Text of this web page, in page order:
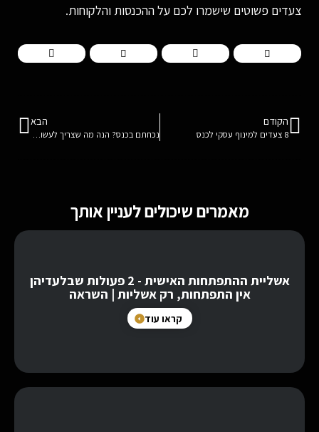
צעדים פשוטים שישמרו לכם על ההכנסות והלקוחות.
הקודם
8 צעדים למינוף עסקי לכנס
הבא
נכחתם בכנס? הנה מה שצריך לעשות כדי להפוך אותו להצלחה עסקית
מאמרים שיכולים לעניין אותך
אשליית ההתפתחות האישית - 2 פעולות שבלעדיהן
אין התפתחות, רק אשליות | השראה
קראו עוד